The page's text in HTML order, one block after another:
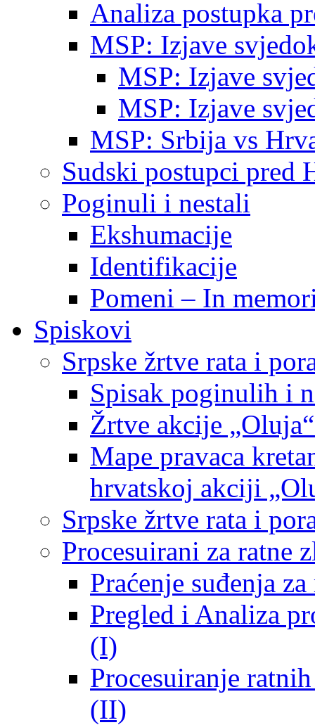
Analiza postupka
MSP: Izjave
MSP: Izjave
MSP: Izjave
MSP: Srbija vs
Sudski postupci pred
Poginuli i nestali
Ekshumacije
Identifikacije
Pomeni – In
Spiskovi
Srpske žrtve rata i
Spisak poginulih i
Žrtve akcije
Mape pravaca
hrvatskoj akciji
Srpske žrtve rata i
Procesuirani za ratne
Praćenje suđenja
Pregled i Analiza
(I)
Procesuiranje
(II)